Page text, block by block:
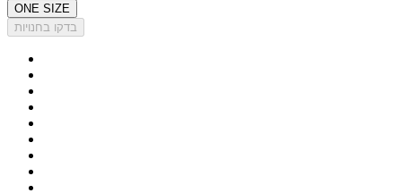
ONE SIZE
בדקו בחנויות